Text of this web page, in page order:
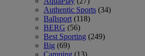
Authentic Sports (34)
Ballsport (118)
BERG (56)
Best Sporting (249)
Big (69)
Camping (13)